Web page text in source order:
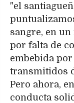
"el
sangre, en
por falta de
embebida
transmitidos
Pero ahora,
conducta